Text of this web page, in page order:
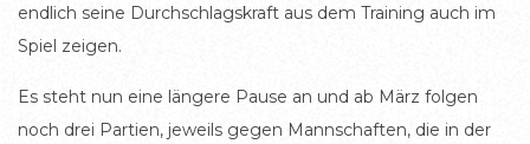
endlich seine Durchschlagskraft aus dem Training auch im
Spiel zeigen.
Es steht nun eine längere Pause an und ab März folgen
noch drei Partien, jeweils gegen Mannschaften, die in der